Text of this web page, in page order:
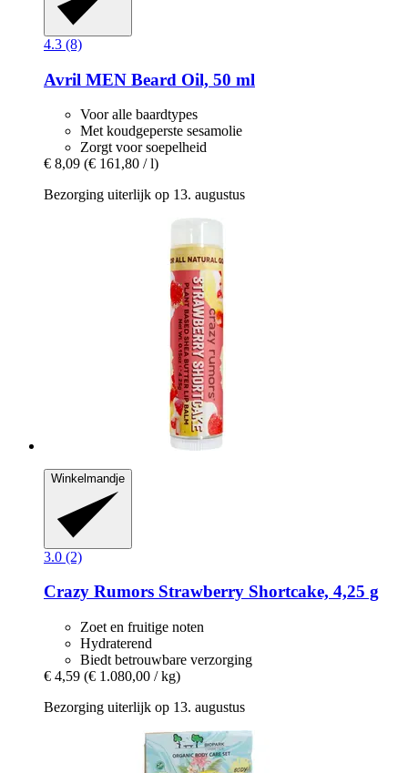
4.3 (8)
Avril MEN Beard Oil, 50 ml
Voor alle baardtypes
Met koudgeperste sesamolie
Zorgt voor soepelheid
€ 8,09 (€ 161,80 / l)
Bezorging uiterlijk op 13. augustus
Winkelmandje
3.0 (2)
Crazy Rumors Strawberry Shortcake, 4,25 g
Zoet en fruitige noten
Hydraterend
Biedt betrouwbare verzorging
€ 4,59 (€ 1.080,00 / kg)
Bezorging uiterlijk op 13. augustus